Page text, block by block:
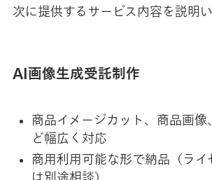
次に提供するサービス内容を説明い
AI画像生成受託制作
商品イメージカット、商品画像
ど幅広く対応
商用利用可能な形で納品（ライ
は別途相談）